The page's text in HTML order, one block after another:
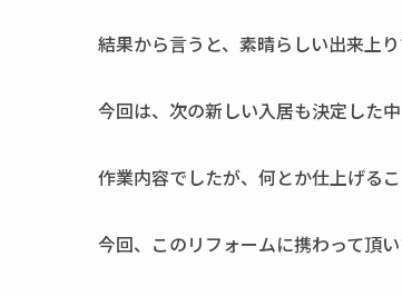
結果から言うと、素晴らしい出来上
今回は、次の新しい入居も決定した
作業内容でしたが、何とか仕上げるこ
今回、このリフォームに携わって頂